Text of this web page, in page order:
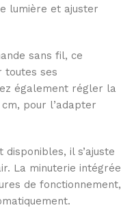
lumière et ajuster
sans fil, ce
toutes ses
également régler la
pour l’adapter
il s’ajuste
La minuterie intégrée
de fonctionnement,